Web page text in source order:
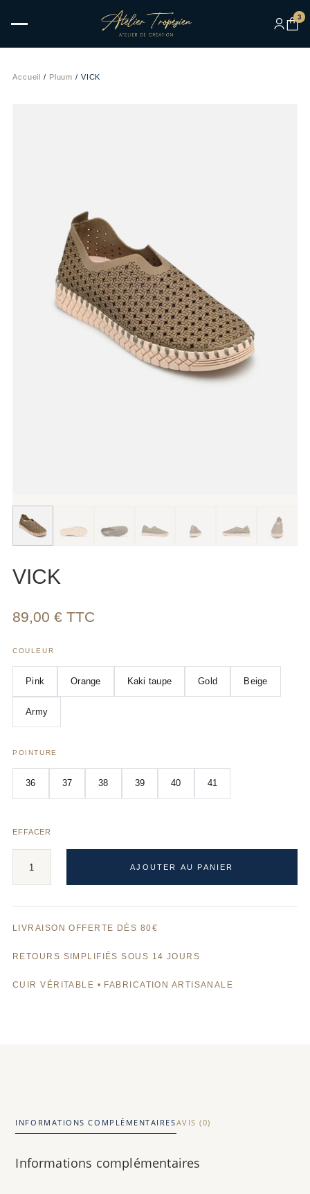
3
Accueil / Pluum / VICK
VICK
89,00 € TTC
COULEUR
Pink Orange Kaki taupe Gold Beige
Army
POINTURE
36 37 38 39 40 41
EFFACER
VICK
AJOUTER AU PANIER
l
t
r
a
LIVRAISON OFFERTE DÈS 80€
RETOURS SIMPLIFIÉS SOUS 14 JOURS
CUIR VÉRITABLE • FABRICATION ARTISANALE
INFORMATIONS COMPLÉMENTAIRESAVIS (0)
Informations complémentaires